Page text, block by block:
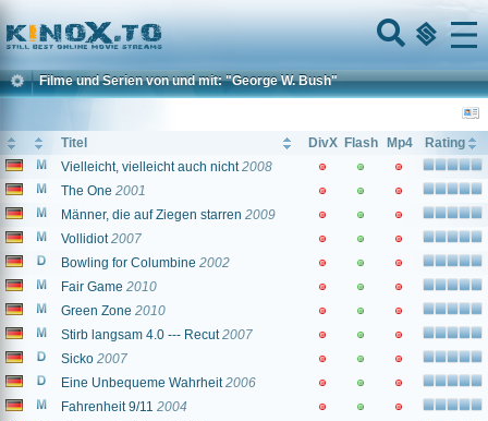
Home
Menu
Filme und Serien von und mit: "George W. Bush"
Titel DivX Flash Mp4
Rating
Vielleicht, vielleicht auch nicht 2008
The One 2001
Männer, die auf Ziegen starren 2009
Vollidiot 2007
Bowling for Columbine 2002
Fair Game 2010
Green Zone 2010
Stirb langsam 4.0 --- Recut 2007
Sicko 2007
Eine Unbequeme Wahrheit 2006
Fahrenheit 9/11 2004